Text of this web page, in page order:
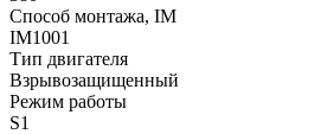
Способ монтажа, IM
IM1001
Тип двигателя
Взрывозащищенный
Режим работы
S1